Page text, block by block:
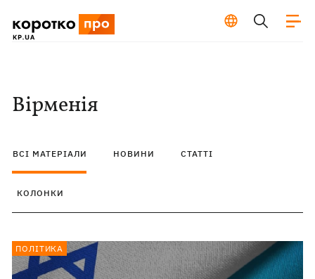
Вірменія
ВСІ МАТЕРІАЛИ НОВИНИ СТАТТІ
КОЛОНКИ
ПОЛІТИКА